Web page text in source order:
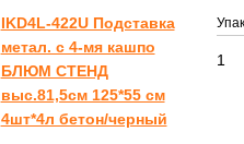
IKD4L-422U Подставка
метал. с 4-мя кашпо
БЛЮМ СТЕНД
выс.81,5см 125*55 см
4шт*4л бетон/черный
1